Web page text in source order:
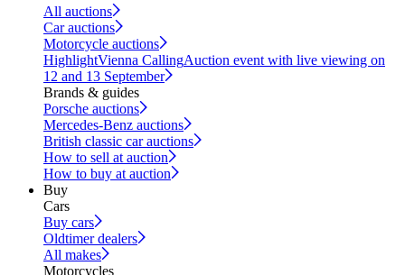
All auctions
Car auctions
Motorcycle auctions
HighlightVienna CallingAuction event with live viewing on
12 and 13 September
Brands & guides
Porsche auctions
Mercedes-Benz auctions
British classic car auctions
How to sell at auction
How to buy at auction
Buy
Cars
Buy cars
Oldtimer dealers
All makes
Motorcycles